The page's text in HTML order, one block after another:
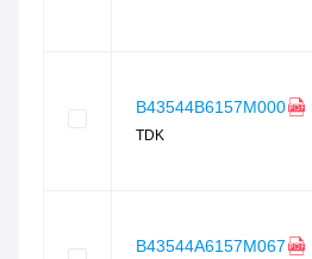
B43544B6157M000
TDK
B43544A6157M067